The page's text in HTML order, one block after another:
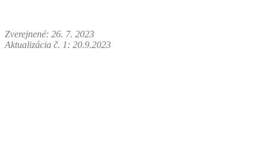
Zverejnené: 26. 7. 2023
Aktualizácia č. 1: 20.9.2023